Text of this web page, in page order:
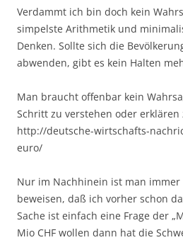
Verdammt ich bin doch kein
simpelste Arithmetik und
Denken. Sollte sich die
abwenden, gibt es kein Halten
Man braucht offenbar kein
Schritt zu verstehen oder erklären
http://deutsche-wirtschafts-
euro/
Nur im Nachhinein ist man immer
beweisen, daß ich vorher schon
Sache ist einfach eine Frage der
Mio CHF wollen dann hat die